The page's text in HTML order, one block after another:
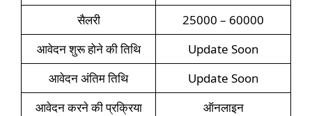
सैलरी
25000 – 60000
आवेदन शुरू होने की तिथि
Update Soon
आवेदन अंतिम तिथि
Update Soon
आवेदन करने की प्रक्रिया
ऑनलाइन